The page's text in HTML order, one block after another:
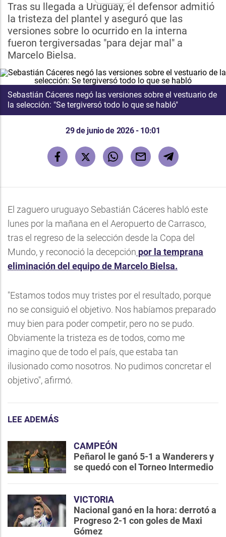
Tras su llegada a Uruguay, el defensor admitió
la tristeza del plantel y aseguró que las
versiones sobre lo ocurrido en la interna
fueron tergiversadas "para dejar mal" a
Marcelo Bielsa.
Sebastián Cáceres negó las versiones sobre el vestuario de
la selección: "Se tergiversó todo lo que se habló"
29 de junio de 2026 - 10:01
El zaguero uruguayo Sebastián Cáceres habló este
lunes por la mañana en el Aeropuerto de Carrasco,
tras el regreso de la selección desde la Copa del
Mundo, y reconoció la decepción por la temprana
eliminación del equipo de Marcelo Bielsa.
"Estamos todos muy tristes por el resultado, porque
no se consiguió el objetivo. Nos habíamos preparado
muy bien para poder competir, pero no se pudo.
Obviamente la tristeza es de todos, como me
imagino que de todo el país, que estaba tan
ilusionado como nosotros. No pudimos concretar el
objetivo", afirmó.
LEE ADEMÁS
CAMPEÓN
Peñarol le ganó 5-1 a Wanderers y
se quedó con el Torneo Intermedio
VICTORIA
Nacional ganó en la hora: derrotó a
Progreso 2-1 con goles de Maxi
Gómez